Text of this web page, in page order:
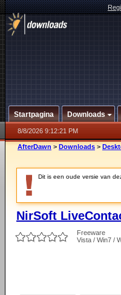
Startpagina Downloads
8/8/2026 9:12:21 PM
AfterDawn > Downloads >
Dit is een oude versie van
NirSoft
Freeware
Vista / Win7 /